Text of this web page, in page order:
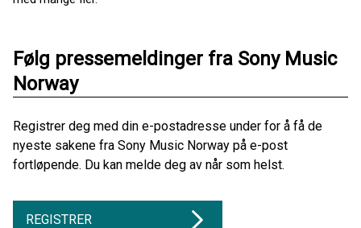
Følg pressemeldinger fra Sony Music
Norway
Registrer deg med din e-postadresse under for å få de
nyeste sakene fra Sony Music Norway på e-post
fortløpende. Du kan melde deg av når som helst.
REGISTRER